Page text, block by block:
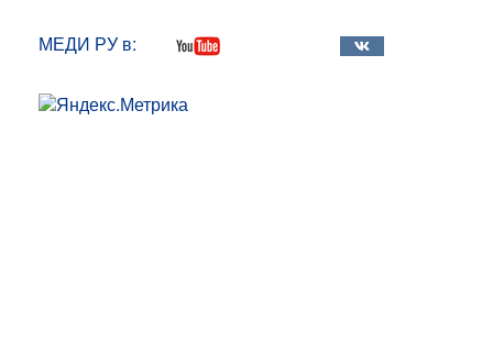
МЕДИ РУ в: